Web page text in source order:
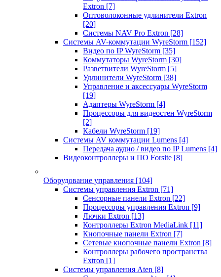
Extron [7]
Оптоволоконные удлинители Extron
[20]
Системы NAV Pro Extron [28]
Системы AV-коммутации WyreStorm [152]
Видео по IP WyreStorm [35]
Коммутаторы WyreStorm [30]
Разветвители WyreStorm [5]
Удлинители WyreStorm [38]
Управление и аксессуары WyreStorm
[19]
Адаптеры WyreStorm [4]
Процессоры для видеостен WyreStorm
[2]
Кабели WyreStorm [19]
Системы AV коммутации Lumens [4]
Передача аудио / видео по IP Lumens [4]
Видеоконтроллеры и ПО Forsite [8]
Оборудование управления [104]
Системы управления Extron [71]
Сенсорные панели Extron [22]
Процессоры управления Extron [9]
Лючки Extron [13]
Контроллеры Extron MediaLink [11]
Кнопочные панели Extron [7]
Сетевые кнопочные панели Extron [8]
Контроллеры рабочего пространства
Extron [1]
Системы управления Aten [8]